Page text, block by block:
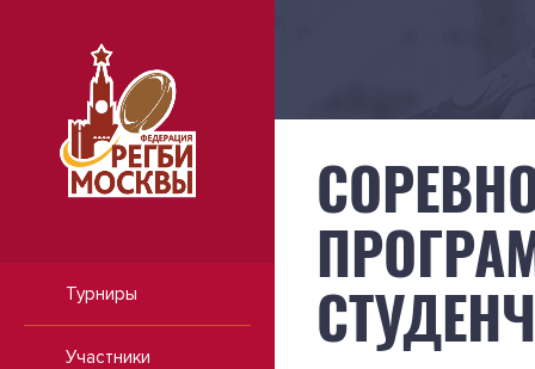
Турниры
Участники